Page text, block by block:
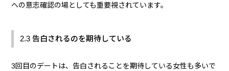
への意志確認の場としても重要視されています。
2.3 告白されるのを期待している
3回目のデートは、告白されることを期待している女性も多いで